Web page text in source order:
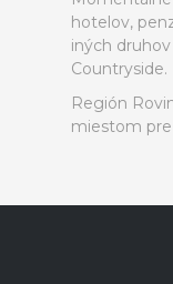
hotelov,
iných
Countryside.
Región
miestom